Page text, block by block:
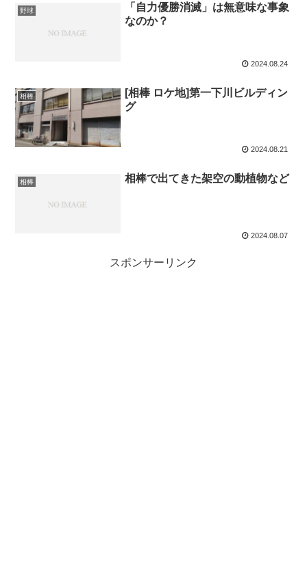
野球
「自力優勝消滅」は無意味な事象
なのか？
2024.08.24
相棒
[相棒 ロケ地]第一下川ビルディン
グ
2024.08.21
相棒 相棒で出てきた架空の動植物など
2024.08.07
スポンサーリンク